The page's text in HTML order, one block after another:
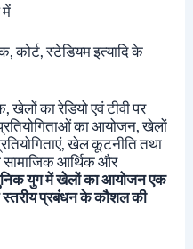
कोर्ट, स्टेडियम इत्यादि के
का रेडियो एवं टीवी पर
का आयोजन, खेलों
खेल कूटनीति तथा
आर्थिक और
युग में खेलों का आयोजन एक
स्तरीय प्रबंधन के कौशल की